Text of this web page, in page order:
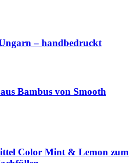
– handbedruckt
Bambus von Smooth
Color Mint & Lemon zum